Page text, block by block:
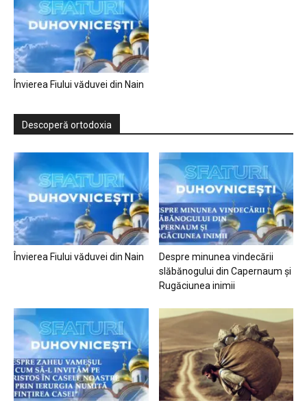
Învierea Fiului văduvei din Nain
Descoperă ortodoxia
Învierea Fiului văduvei din Nain
Despre minunea vindecării
slăbănogului din Capernaum și
Rugăciunea inimii